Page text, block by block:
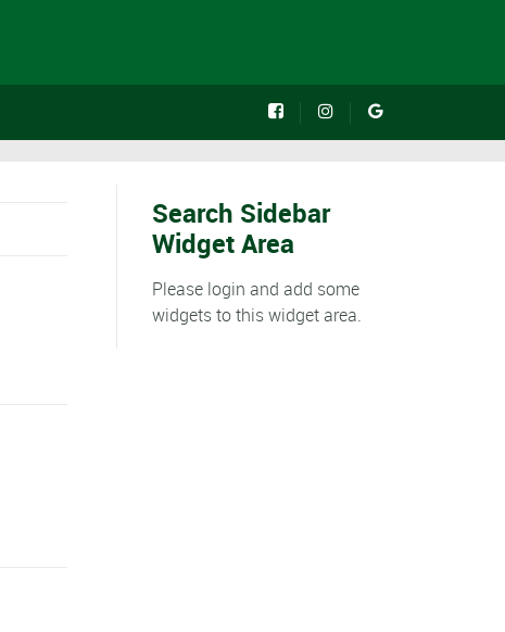
Search Sidebar
Widget Area
Please login and add some
widgets to this widget area.